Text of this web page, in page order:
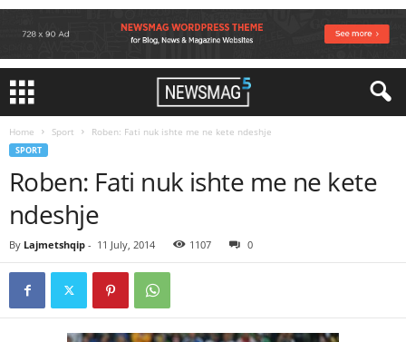
Home Sport Roben: Fati nuk ishte me ne kete ndeshje
SPORT
Roben: Fati nuk ishte me ne kete
ndeshje
By Lajmetshqip - 11 July, 2014 1107 0